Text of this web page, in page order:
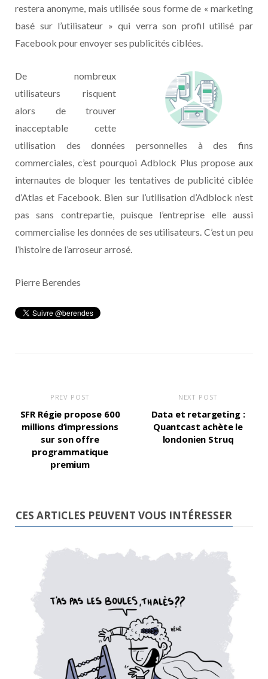
restera anonyme, mais utilisée sous forme de « marketing
basé sur l’utilisateur » qui verra son profil utilisé par
Facebook pour envoyer ses publicités ciblées.
De nombreux
utilisateurs risquent
alors de trouver
inacceptable cette
utilisation des données personnelles à des fins
commerciales, c’est pourquoi Adblock Plus propose aux
internautes de bloquer les tentatives de publicité ciblée
d’Atlas et Facebook. Bien sur l’utilisation d’Adblock n’est
pas sans contrepartie, puisque l’entreprise elle aussi
commercialise les données de ses utilisateurs. C’est un peu
l’histoire de l’arroseur arrosé.
Pierre Berendes
PREV POST
SFR Régie propose 600
millions d’impressions
sur son offre
programmatique
premium
NEXT POST
Data et retargeting :
Quantcast achète le
londonien Struq
CES ARTICLES PEUVENT VOUS INTÉRESSER